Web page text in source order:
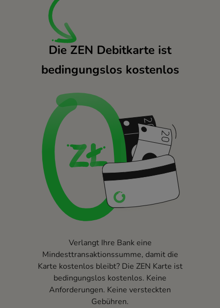
Die ZEN Debitkarte ist
bedingungslos kostenlos
Verlangt Ihre Bank eine
Mindesttransaktionssumme, damit die
Karte kostenlos bleibt? Die ZEN Karte ist
bedingungslos kostenlos. Keine
Anforderungen. Keine versteckten
Gebühren.